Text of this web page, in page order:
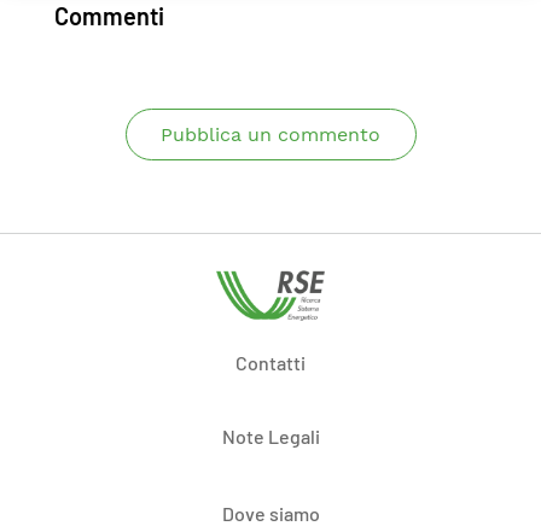
Commenti
Pubblica un commento
Contatti
Note Legali
Dove siamo